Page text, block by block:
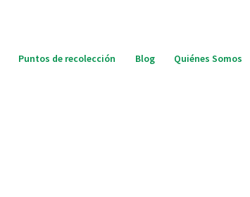
Puntos de recolección Blog Quiénes Somos